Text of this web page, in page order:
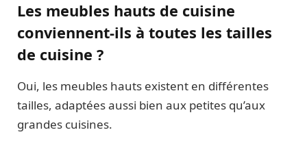
Les meubles hauts de cuisine
conviennent-ils à toutes les tailles
de cuisine ?
Oui, les meubles hauts existent en différentes
tailles, adaptées aussi bien aux petites qu’aux
grandes cuisines.